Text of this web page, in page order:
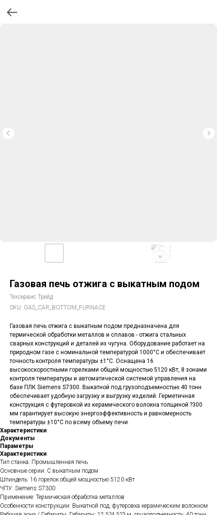
Газовая печь отжига с выкатным подом
Техсервис Трейд
SKU: GAS_CAR_BOTTOM_FURNACE
Газовая печь отжига с выкатным подом предназначена для
термической обработки металлов и сплавов - отжига стальных
сварных конструкций и деталей из чугуна. Оборудование работает на
природном газе с номинальной температурой 1000°C и обеспечивает
точность контроля температуры ±1°C. Оснащена 16
высокоскоростными горелками общей мощностью 5120 кВт, 8 зонами
контроля температуры и автоматической системой управления на
базе ПЛК Siemens S7300. Выкатной под грузоподъемностью 40 тонн
обеспечивает удобную загрузку и выгрузку изделий. Герметичная
конструкция с футеровкой из керамического волокна толщиной ?300
мм гарантирует высокую энергоэффективность и равномерность
температуры ±10°C по всему объему печи.
Характеристики
Документы
Параметры
Характеристики
Тип станка: Промышленная печь
Основные серии: С выкатным подом
Шпиндель: 16 горелок общей мощностью 5120 кВт
ЧПУ: Siemens S7300
Применение: Термическая обработка металлов
Особенности конструкции: Выкатной под, футеровка керамическим волокном